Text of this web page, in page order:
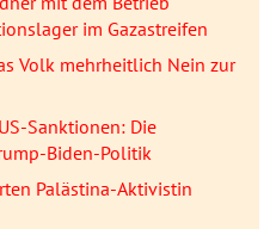
im Gazastreifen
Volk mehrheitlich Nein zur
Sanktionen: Die
Biden-Politik
Palästina-Aktivistin